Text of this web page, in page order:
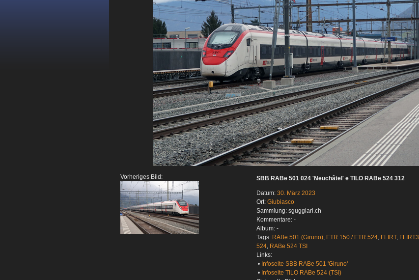
Vorheriges Bild: SBB RABe 501 024 'Neuchâtel' e TILO RABe 524 312
Datum: 30. März 2023
Ort: Giubiasco
Sammlung: sguggiari.ch
Kommentare: -
Album: -
Tags: RABe 501 (Giruno), ETR 150 / ETR 524, FLIRT, FLIRT3
524, RABe 524 TSI
Links:
• Infoseite SBB RABe 501 'Giruno'
• Infoseite TILO RABe 524 (TSI)